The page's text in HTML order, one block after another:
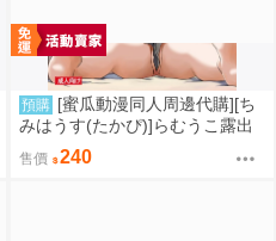
預購 [蜜瓜動漫同人周邊代購][ち
みはうす(たかぴ)]らむうこ露出
物語4(同人誌)
售價 240